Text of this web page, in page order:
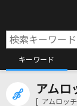
キーワード
アムロ
[ アムロッ